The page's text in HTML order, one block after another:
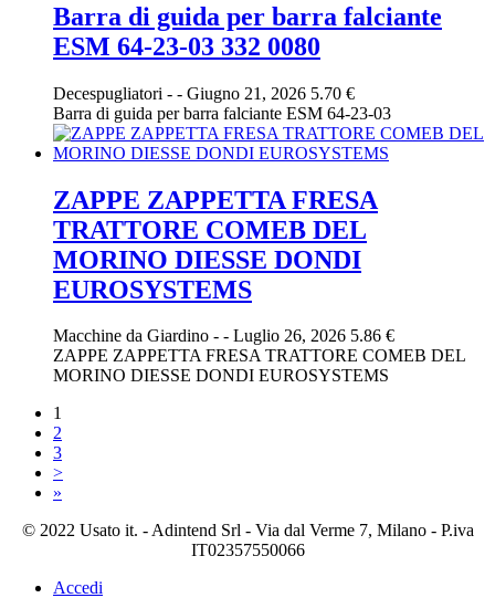
Barra di guida per barra falciante
ESM 64-23-03 332 0080
Decespugliatori - - Giugno 21, 2026 5.70 €
Barra di guida per barra falciante ESM 64-23-03
ZAPPE ZAPPETTA FRESA
TRATTORE COMEB DEL
MORINO DIESSE DONDI
EUROSYSTEMS
Macchine da Giardino - - Luglio 26, 2026 5.86 €
ZAPPE ZAPPETTA FRESA TRATTORE COMEB DEL
MORINO DIESSE DONDI EUROSYSTEMS
1
2
3
>
»
© 2022 Usato it. - Adintend Srl - Via dal Verme 7, Milano - P.iva
IT02357550066
Accedi